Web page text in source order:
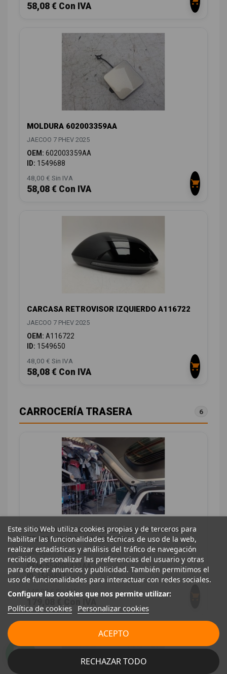
58,08 € Con IVA
MOLDURA 602003359AA
JAECOO 7 PHEV 2025
OEM: 602003359AA
ID: 1549688
48,00 € Sin IVA
58,08 € Con IVA
CARCASA RETROVISOR IZQUIERDO A116722
JAECOO 7 PHEV 2025
OEM: A116722
ID: 1549650
48,00 € Sin IVA
58,08 € Con IVA
CARROCERÍA TRASERA 6
AMORTIGUADORES MALETERO / PORTON
554001413AA 554001413AA
JAECOO 7 PHEV 2025
OEM:554001413AA
ID:1549497
148,00 € Sin IVA
Este sitio Web utiliza cookies propias y de terceros para
habilitar las funcionalidades técnicas de uso de la web,
realizar estadísticas y análisis del tráfico de navegación
recibido, personalizar las preferencias del usuario y otras
para ofrecer anuncios y publicidad. También permitimos el
uso de funcionalidades para interactuar con redes sociales.
Configure las cookies que nos permite utilizar:
Política de cookies Personalizar cookies
RECHAZAR TODO
ACEPTO